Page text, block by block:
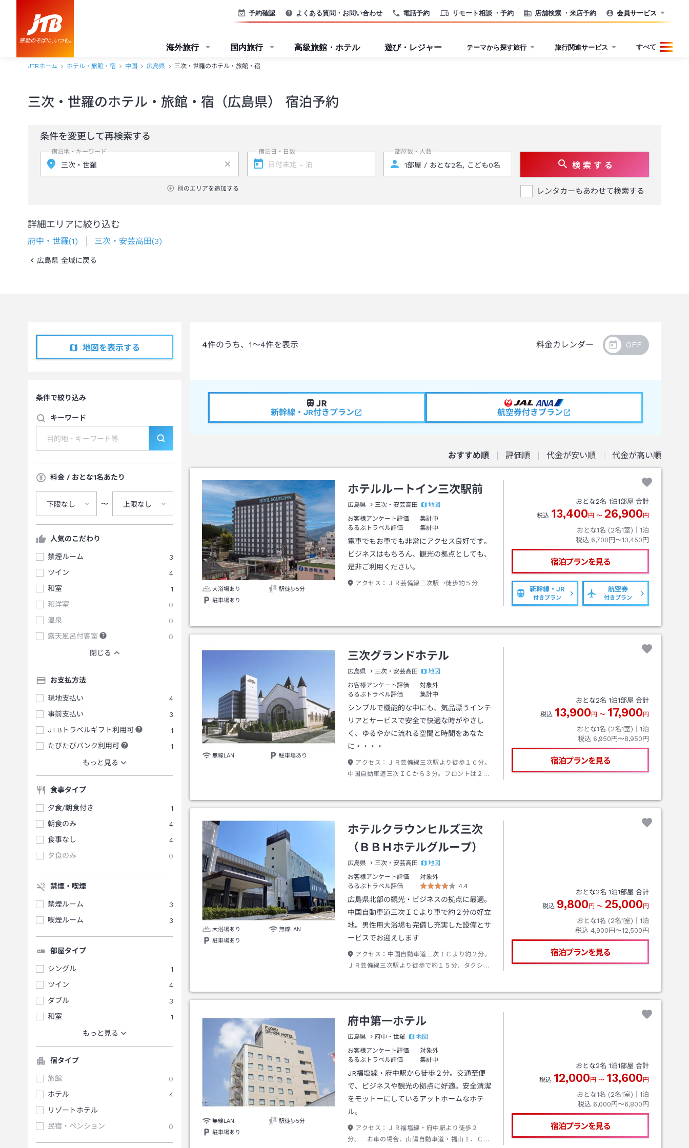
電話予約 リモート相談 ・予約 店舗検索 ・来店予約
予約確認 よくある質問・お問い合わせ 会員サービス
海外旅行 国内旅行 高級旅館・ホテル 遊び・レジャー テーマから探す旅行 旅行関連サービス すべて
JTBホーム ホテル・旅館・宿 中国 広島県 三次・世羅のホテル・旅館・宿
三次・世羅のホテル・旅館・宿（広島県） 宿泊予約
条件を変更して再検索する
宿泊地・キーワード
別のエリアを追加する
宿泊日・日数 部屋数・人数
検 索 す る
レンタカーもあわせて検索する
詳細エリアに絞り込む
府中・世羅(1) 三次・安芸高田(3)
広島県 全域に戻る
地図を表示する
条件で絞り込み
キーワード
料金 / おとな1名あたり
下限なし 〜 上限なし
人気のこだわり
禁煙ルーム
3
ツイン
4
和室
1
和洋室
0
温泉
0
露天風呂付客室
0
閉じる
お支払方法
現地支払い
4
事前支払い
3
JTBトラベルギフト利用可
1
たびたびバンク利用可
1
もっと見る
食事タイプ
夕食/朝食付き
1
朝食のみ
4
食事なし
4
夕食のみ
0
禁煙・喫煙
禁煙ルーム
3
喫煙ルーム
3
部屋タイプ
シングル
1
ツイン
4
ダブル
3
和室
1
もっと見る
宿タイプ
旅館
0
ホテル
4
リゾートホテル
民宿・ペンション
0
4件のうち、 1～4件を表示 料金カレンダー
新幹線・JR付きプラン 航空券付きプラン
おすすめ順 評価順 代金が安い順 代金が高い順
大浴場あり
駅徒歩5分
駐車場あり
ホテルルートイン三次駅前
広島県 三次・安芸高田
地図
お客様アンケート評価
集計中
るるぶトラベル評価
集計中
電車でもお車でも非常にアクセス良好です。
ビジネスはもちろん、観光の拠点としても、
是非ご利用ください。
アクセス： ＪＲ芸備線三次駅→徒歩約５分
おとな2名 1泊1部屋 合計
税込 13,400 円 〜 26,900 円
おとな1名 (2名1室)｜ 1泊
税込 6,700円〜13,450円
宿泊プランを見る
新幹線・JR
付きプラン
航空券
付きプラン
無線LAN 駐車場あり
三次グランドホテル
広島県 三次・安芸高田
地図
お客様アンケート評価
対象外
るるぶトラベル評価
集計中
シンプルで機能的な中にも、気品漂うインテ
リアとサービスで安全で快適な時がやさし
く、ゆるやかに流れる空間と時間をあなた
に・・・・
アクセス：
ＪＲ芸備線三次駅より徒歩１０分。
中国自動車道三次ＩＣから３分。フロントは２階
おとな2名 1泊1部屋 合計
税込 13,900 円 〜 17,900 円
おとな1名 (2名1室)｜ 1泊
税込 6,950円〜8,950円
宿泊プランを見る
大浴場あり
無線LAN
駐車場あり
ホテルクラウンヒルズ三次
（ＢＢＨホテルグループ）
広島県 三次・安芸高田
地図
お客様アンケート評価
対象外
るるぶトラベル評価
4.4
広島県北部の観光・ビジネスの拠点に最適。
中国自動車道三次ＩＣより車で約２分の好立
地。男性用大浴場も完備し充実した設備とサ
ービスでお迎えします
アクセス： 中国自動車道三次ＩＣより約２分。
ＪＲ芸備線三次駅より徒歩で約１５分、タクシー
おとな2名 1泊1部屋 合計
税込 9,800 円 〜 25,000 円
おとな1名 (2名1室)｜ 1泊
税込 4,900円〜12,500円
宿泊プランを見る
無線LAN
駅徒歩5分
駐車場あり
府中第一ホテル
広島県 府中・世羅
地図
お客様アンケート評価
対象外
るるぶトラベル評価
集計中
JR福塩線・府中駅から徒歩２分。交通至便
で、ビジネスや観光の拠点に好適。安全清潔
をモットーにしているアットホームなホテ
ル。
アクセス：
ＪＲ福塩線・府中駅より徒歩２
分。 お車の場合、山陽自動車道・福山Ｉ．Ｃ又
おとな2名 1泊1部屋 合計
税込 12,000 円 〜 13,600 円
おとな1名 (2名1室)｜ 1泊
税込 6,000円〜6,800円
宿泊プランを見る